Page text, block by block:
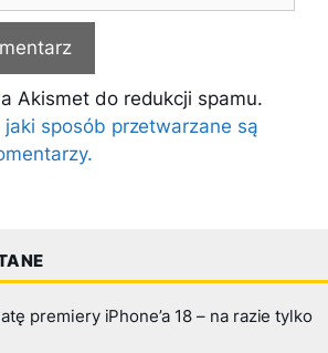
Akismet do redukcji spamu.
sposób przetwarzane są
premiery iPhone’a 18 – na razie tylko